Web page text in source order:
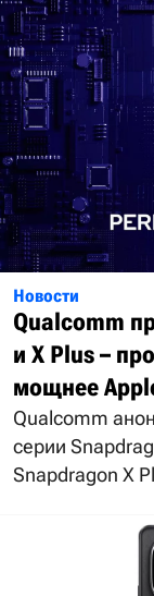
Новости
Qualcomm
и X Plus –
мощнее
Qualcomm
серии
Snapdragon X